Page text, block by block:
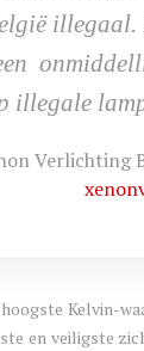
illegaal.
illegale
Verlichting
Kelvin-
en veiligste